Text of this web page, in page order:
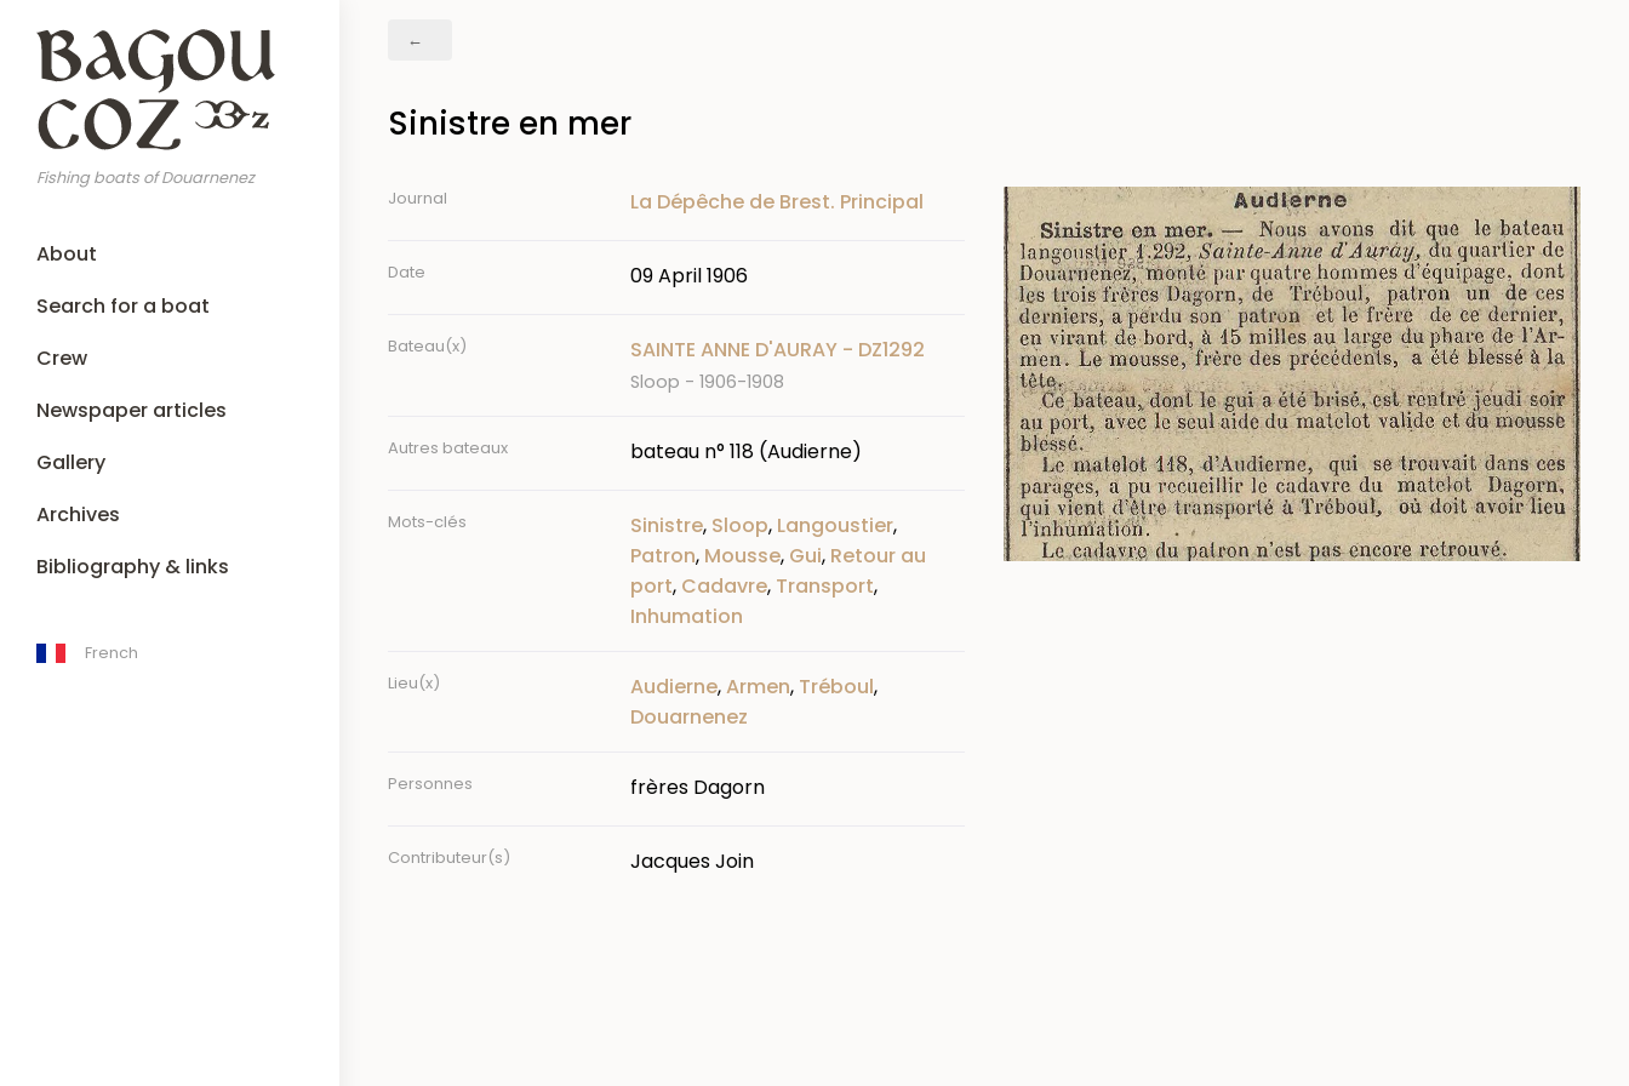
main
content
Fishing boats of Douarnenez
MainAbout
Search for a boat
Crew
Newspaper articles
Gallery
Archives
Bibliography & links
French
Breadcrumb
Sinistre en mer
Journal La Dépêche de Brest. Principal
Date 09 April 1906
Bateau(x) SAINTE ANNE D'AURAY - DZ1292
Sloop - 1906-1908
Autres bateaux bateau n° 118 (Audierne)
Mots-clés Sinistre, Sloop, Langoustier,
Patron, Mousse, Gui, Retour au
port, Cadavre, Transport,
Inhumation
Lieu(x) Audierne,Armen, Tréboul,
Douarnenez
Personnes frères Dagorn
Contributeur(s) Jacques Join
Image